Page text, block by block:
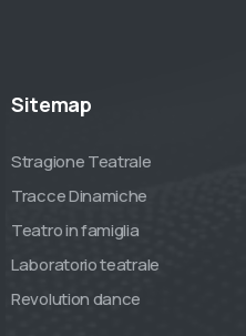
Sitemap
Stragione Teatrale
Tracce Dinamiche
Teatro in famiglia
Laboratorio teatrale
Revolution dance